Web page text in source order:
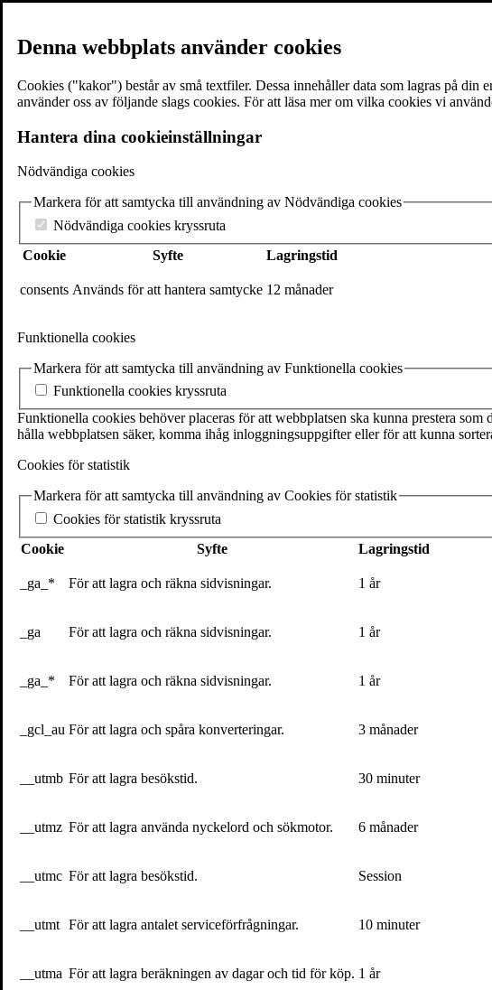
Meny
Böcker
Författare
Föreläsare
Texter & utdrag
Pressrum
Webshop
Volante
Stora Nygatan 7
SE-111 27 Stockholm
Sweden
+46(0) 8 702 15 19
Fler kontaktuppgifter
Cookieinställningar
Linda Liukas
Senaste inlägg
Textarkiv
Hur man lär barn programmering
6 april 2017
1 min
För hundrafemtio år sedan lät Lewis Carroll sin karaktär Alice falla ner i en
från operativsystemet till de minsta små elektroderna och allting däremellan.
Denna webbplats använder cookies
Cookies ("kakor") består av små textfiler. Dessa innehåller data som lagras på
använder oss av följande slags cookies. För att läsa mer om vilka cookies vi
Hantera dina cookieinställningar
Nödvändiga cookies
Markera för att samtycka till användning av Nödvändiga cookies
Nödvändiga cookies kryssruta
Cookie
Syfte Lagringstid
consents Används för att hantera samtycke 12 månader
Funktionella cookies
Markera för att samtycka till användning av Funktionella cookies
Funktionella cookies kryssruta
Funktionella cookies behöver placeras för att webbplatsen ska kunna prestera
hålla webbplatsen säker, komma ihåg inloggningsuppgifter eller för att kunna
Cookies för statistik
Markera för att samtycka till användning av Cookies för statistik
Cookies för statistik kryssruta
Cookie
Syfte Lagringstid
_ga_* För att lagra och räkna sidvisningar. 1 år
_ga För att lagra och räkna sidvisningar. 1 år
_ga_* För att lagra och räkna sidvisningar. 1 år
_gcl_au För att lagra och spåra konverteringar. 3 månader
__utmb För att lagra besökstid. 30 minuter
__utmz För att lagra använda nyckelord och sökmotor. 6 månader
__utmc För att lagra besökstid. Session
__utmt För att lagra antalet serviceförfrågningar. 10 minuter
__utma För att lagra beräkningen av dagar och tid för köp. 1 år